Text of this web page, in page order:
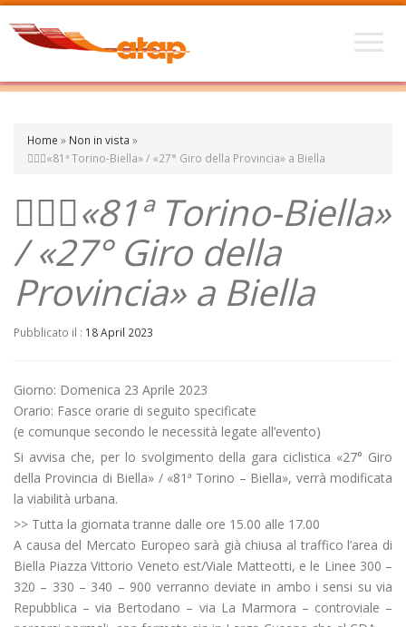
Home » Non in vista »
🚵🏽‍♀️«81ª Torino-Biella» / «27° Giro della Provincia» a Biella
🚵🏽‍♀️«81ª Torino-Biella»
/ «27° Giro della
Provincia» a Biella
Pubblicato il : 18 April 2023
Giorno: Domenica 23 Aprile 2023
Orario: Fasce orarie di seguito specificate
(e comunque secondo le necessità legate all’evento)
Si avvisa che, per lo svolgimento della gara ciclistica «27° Giro
della Provincia di Biella» / «81ª Torino – Biella», verrà modificata
la viabilità urbana.
>> Tutta la giornata tranne dalle ore 15.00 alle 17.00
A causa del Mercato Europeo sarà già chiusa al traffico l’area di
Biella Piazza Vittorio Veneto est/Viale Matteotti, e le Linee 300 –
320 – 330 – 340 – 900 verranno deviate in ambo i sensi su via
Repubblica – via Bertodano – via La Marmora – controviale –